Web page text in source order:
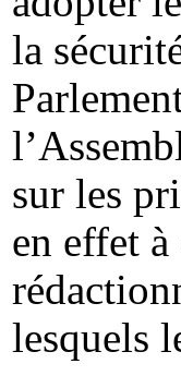
la
sur les
en effet
lesquels